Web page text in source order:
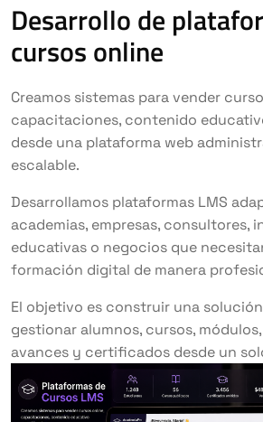
Desarrollo de
cursos online
Creamos sistemas para vender
capacitaciones, contenido
desde una plataforma web
escalable.
Desarrollamos plataformas LMS
academias, empresas, consultores,
educativas o negocios que
formación digital de manera
El objetivo es construir una
gestionar alumnos, cursos,
avances y certificados desde un